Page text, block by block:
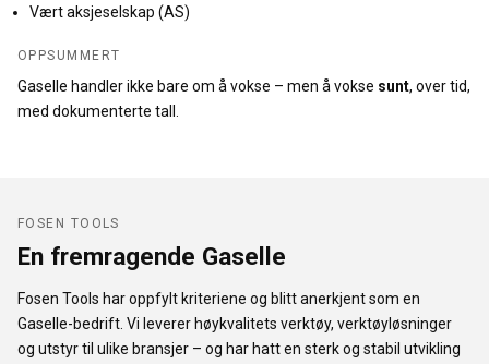
Vært aksjeselskap (AS)
OPPSUMMERT
Gaselle handler ikke bare om å vokse – men å vokse sunt, over tid,
med dokumenterte tall.
FOSEN TOOLS
En fremragende Gaselle
Fosen Tools har oppfylt kriteriene og blitt anerkjent som en
Gaselle-bedrift. Vi leverer høykvalitets verktøy, verktøyløsninger
og utstyr til ulike bransjer – og har hatt en sterk og stabil utvikling